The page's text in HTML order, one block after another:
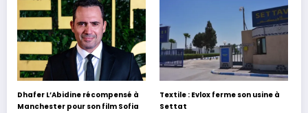
Dhafer L’Abidine récompensé à
Manchester pour son film Sofia
Textile : Evlox ferme son usine à
Settat